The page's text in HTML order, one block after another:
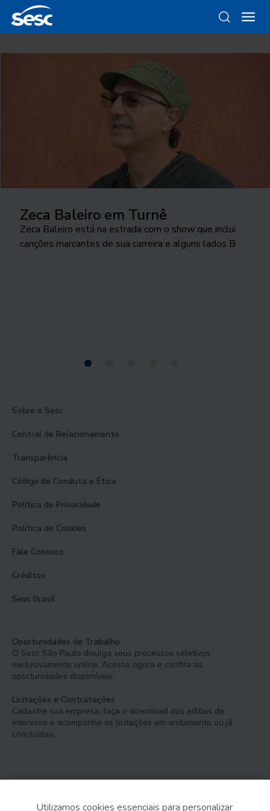
Zeca Baleiro em Turnê
Zeca Baleiro está na estrada com o show que inclui
canções marcantes de sua carreira e alguns lados B
Sobre o Sesc
Central de Relacionamento
Transparência
Código de Conduta e Ética
Política de Privacidade
Política de Cookies
Fale Conosco
Créditos
Sesc Brasil
Oportunidades de Trabalho
O Sesc São Paulo divulga seus processos seletivos
exclusivamente online. Acesse agora e confira as
oportunidades disponíveis.
Licitações e Contratações
Cadastre sua empresa, faça o download dos editais de
interesse e acompanhe as licitações em andamento ou já
concluídas.
Utilizamos cookies essenciais para personalizar